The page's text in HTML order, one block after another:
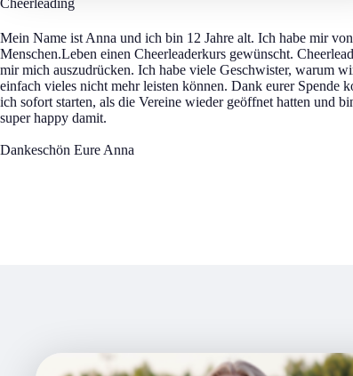
Cheerleading
Mein Name ist Anna und ich bin 12 Jahre alt. Ich habe mir von
Menschen.Leben einen Cheerleaderkurs gewünscht.
mir mich auszudrücken. Ich habe viele Geschwister, warum
einfach vieles nicht mehr leisten können. Dank eurer Spende
ich sofort starten, als die Vereine wieder geöffnet hatten und
super happy damit.
Dankeschön Eure Anna